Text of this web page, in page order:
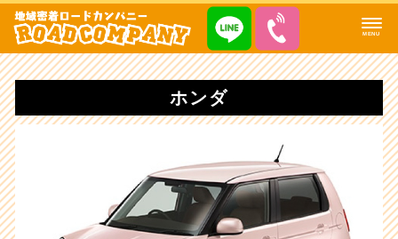
MENU
ホンダ